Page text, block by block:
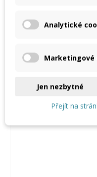
Dyza Ø 10 mm
Analytické
Marketingové
Jen nezbytné
Přejít na